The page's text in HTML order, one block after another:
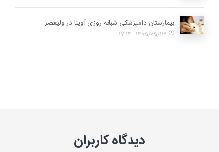
بیمارستان دامپزشکی شبانه روزی آوینا در ولیعصر
1405/05/13 - 17:14
دیدگاه کاربران